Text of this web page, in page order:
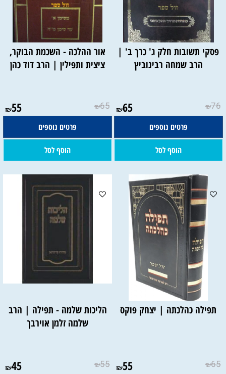
פסקי תשובות חלק ג' כרך ב' |
הרב שמחה רבינוביץ
₪76
₪65
פרטים נוספים
הוסף לסל
אור ההלכה - השכמת הבוקר,
ציצית ותפילין | הרב דוד כהן
₪65
₪55
פרטים נוספים
הוסף לסל
תפילה כהלכתה | יצחק פוקס
₪65
₪55
הליכות שלמה - תפילה | הרב
שלמה זלמן אוירבך
₪55
₪45